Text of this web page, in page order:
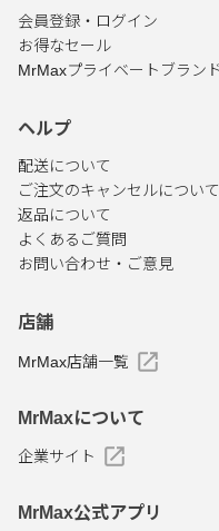
会員登録・ログイン
お得なセール
MrMaxプライベートブランド
ヘルプ
配送について
ご注文のキャンセルについて
返品について
よくあるご質問
お問い合わせ・ご意見
店舗
MrMax店舗一覧
MrMaxについて
企業サイト
MrMax公式アプリ